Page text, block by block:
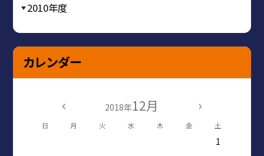
2010年度
カレンダー
2018年12月
日 月 火 水 木 金 土
1